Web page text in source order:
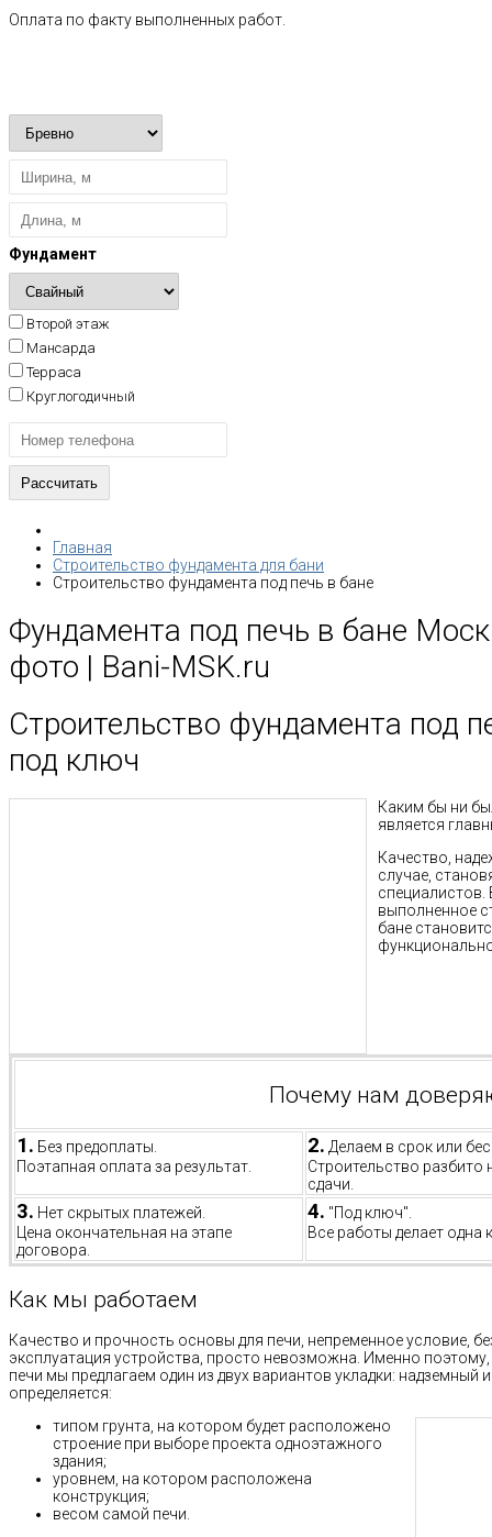
Оплата по факту выполненных работ.
Фундамент
Второй этаж
Мансарда
Терраса
Круглогодичный
Главная
Строительство фундамента для бани
Строительство фундамента под печь в бане
Фундамента под печь в бане
фото | Bani-MSK.ru
Строительство фундамента под
под ключ
Каким бы ни
является
Качество,
случае,
выполненное
бане
Почему нам
1. Без предоплаты.
Поэтапная оплата за результат.
2. Делаем в срок или
Строительство
сдачи.
3. Нет скрытых платежей.
Цена окончательная на этапе
договора.
4. "Под ключ".
Все работы делает одна
Как мы работаем
Качество и прочность основы для печи, непременное условие,
эксплуатация устройства, просто невозможна. Именно
печи мы предлагаем один из двух вариантов укладки: надземный
определяется:
типом грунта, на котором будет расположено
строение при выборе проекта одноэтажного
здания;
уровнем, на котором расположена
конструкция;
весом самой печи.